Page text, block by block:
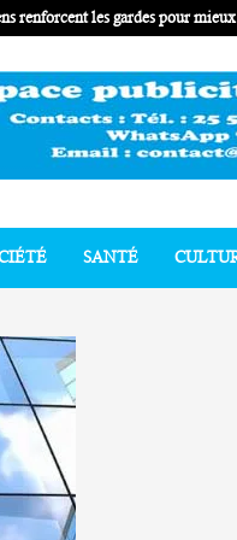
renforcent les gardes pour
SANTÉ